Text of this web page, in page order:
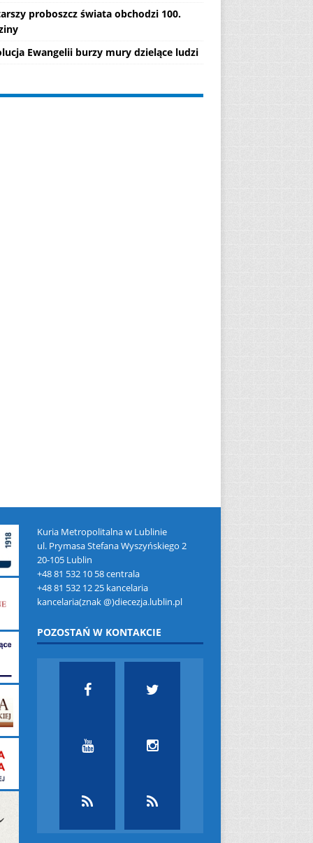
proboszcz świata obchodzi 100.
Ewangelii burzy mury dzielące ludzi
Kuria Metropolitalna w Lublinie
ul. Prymasa Stefana Wyszyńskiego 2
20-105 Lublin
+48 81 532 10 58 centrala
+48 81 532 12 25 kancelaria
kancelaria(znak @)diecezja.lublin.pl
POZOSTAŃ W KONTAKCIE